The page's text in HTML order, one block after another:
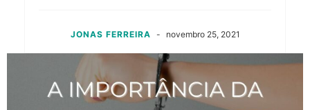
JONAS FERREIRA - novembro 25, 2021